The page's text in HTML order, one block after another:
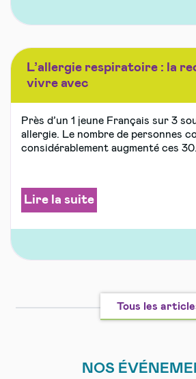
L’allergie respiratoire : la
vivre avec
Près d’un 1 jeune Français sur 3
allergie. Le nombre de personnes
considérablement augmenté ces
Lire la suite
Tous les
NOS